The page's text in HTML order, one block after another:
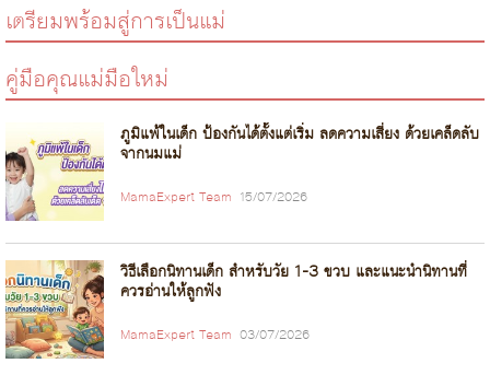
เตรียมพร้อมสู่การเป็นแม่
คู่มือคุณแม่มือใหม่
ภูมิแพ้ในเด็ก ป้องกันได้ตั้งแต่เริ่ม ลดความเสี่ยง ด้วยเคล็ดลับ
จากนมแม่
MamaExpert Team 15/07/2026
วิธีเลือกนิทานเด็ก สำหรับวัย 1-3 ขวบ และแนะนำนิทานที่
ควรอ่านให้ลูกฟัง
MamaExpert Team 03/07/2026